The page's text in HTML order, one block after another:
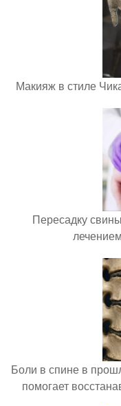
Макияж в стиле
Пересадку
Боли в спине в
помогает